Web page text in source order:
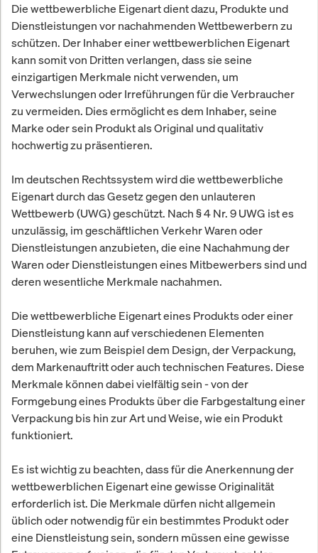
Die wettbewerbliche Eigenart dient dazu, Produkte und
Dienstleistungen vor nachahmenden Wettbewerbern zu
schützen. Der Inhaber einer wettbewerblichen Eigenart
kann somit von Dritten verlangen, dass sie seine
einzigartigen Merkmale nicht verwenden, um
Verwechslungen oder Irreführungen für die Verbraucher
zu vermeiden. Dies ermöglicht es dem Inhaber, seine
Marke oder sein Produkt als Original und qualitativ
hochwertig zu präsentieren.
Im deutschen Rechtssystem wird die wettbewerbliche
Eigenart durch das Gesetz gegen den unlauteren
Wettbewerb (UWG) geschützt. Nach § 4 Nr. 9 UWG ist es
unzulässig, im geschäftlichen Verkehr Waren oder
Dienstleistungen anzubieten, die eine Nachahmung der
Waren oder Dienstleistungen eines Mitbewerbers sind und
deren wesentliche Merkmale nachahmen.
Die wettbewerbliche Eigenart eines Produkts oder einer
Dienstleistung kann auf verschiedenen Elementen
beruhen, wie zum Beispiel dem Design, der Verpackung,
dem Markenauftritt oder auch technischen Features. Diese
Merkmale können dabei vielfältig sein - von der
Formgebung eines Produkts über die Farbgestaltung einer
Verpackung bis hin zur Art und Weise, wie ein Produkt
funktioniert.
Es ist wichtig zu beachten, dass für die Anerkennung der
wettbewerblichen Eigenart eine gewisse Originalität
erforderlich ist. Die Merkmale dürfen nicht allgemein
üblich oder notwendig für ein bestimmtes Produkt oder
eine Dienstleistung sein, sondern müssen eine gewisse